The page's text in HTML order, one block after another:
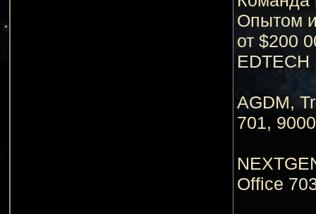
Опытом
от $200
EDTECH
AGDM,
701,
Office